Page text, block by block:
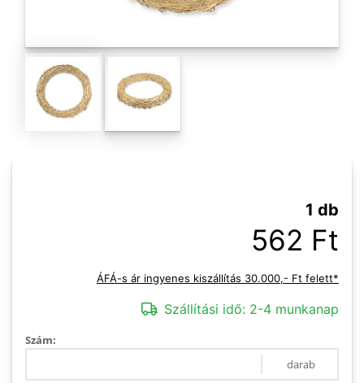
1 db
562 Ft
ÁFÁ-s ár ingyenes kiszállítás 30.000,- Ft felett*
Szállítási idő: 2-4 munkanap
Szám:
darab